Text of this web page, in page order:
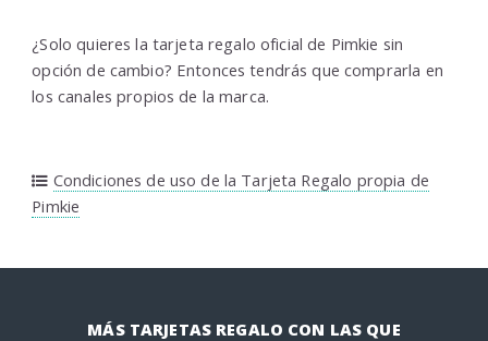
¿Solo quieres la tarjeta regalo oficial de Pimkie sin
opción de cambio? Entonces tendrás que comprarla en
los canales propios de la marca.
Condiciones de uso de la Tarjeta Regalo propia de
Pimkie
MÁS TARJETAS REGALO CON LAS QUE